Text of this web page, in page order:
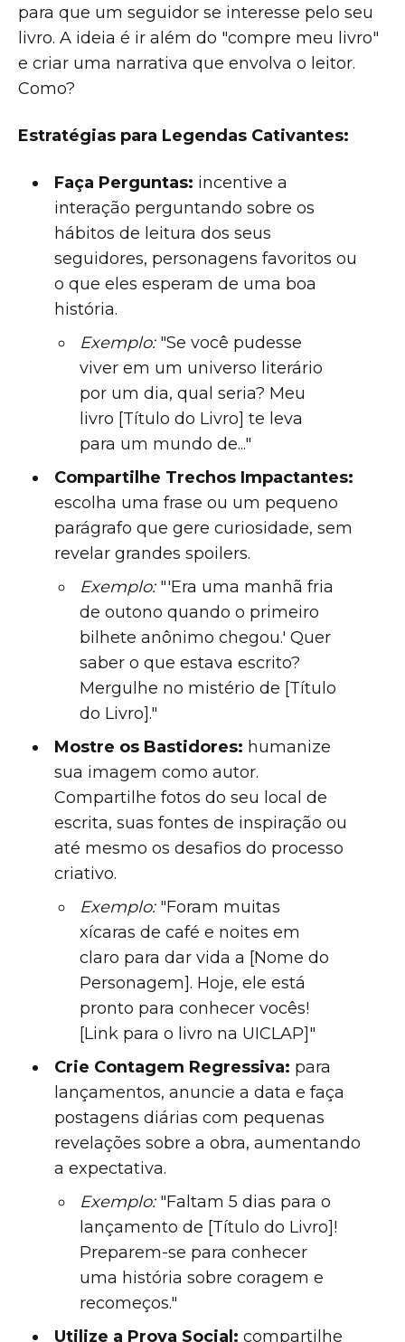
para que um seguidor se interesse pelo seu
livro. A ideia é ir além do "compre meu livro"
e criar uma narrativa que envolva o leitor.
Como?
Estratégias para Legendas Cativantes:
Faça Perguntas: incentive a
interação perguntando sobre os
hábitos de leitura dos seus
seguidores, personagens favoritos ou
o que eles esperam de uma boa
história.
Exemplo:"Se você pudesse
viver em um universo literário
por um dia, qual seria? Meu
livro [Título do Livro] te leva
para um mundo de..."
Compartilhe Trechos Impactantes:
escolha uma frase ou um pequeno
parágrafo que gere curiosidade, sem
revelar grandes spoilers.
Exemplo:"'Era uma manhã fria
de outono quando o primeiro
bilhete anônimo chegou.' Quer
saber o que estava escrito?
Mergulhe no mistério de [Título
do Livro]."
Mostre os Bastidores: humanize
sua imagem como autor.
Compartilhe fotos do seu local de
escrita, suas fontes de inspiração ou
até mesmo os desafios do processo
criativo.
Exemplo:"Foram muitas
xícaras de café e noites em
claro para dar vida a [Nome do
Personagem]. Hoje, ele está
pronto para conhecer vocês!
[Link para o livro na UICLAP]"
Crie Contagem Regressiva: para
lançamentos, anuncie a data e faça
postagens diárias com pequenas
revelações sobre a obra, aumentando
a expectativa.
Exemplo:"Faltam 5 dias para o
lançamento de [Título do Livro]!
Preparem-se para conhecer
uma história sobre coragem e
recomeços."
Utilize a Prova Social: compartilhe